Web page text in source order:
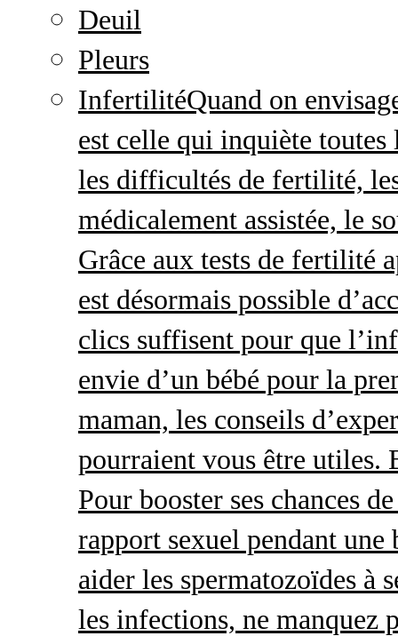
Deuil
Pleurs
InfertilitéQuand on
est celle qui inquiète
les difficultés de fertilité,
médicalement assistée, le
Grâce aux tests de fertilité
est désormais possible
clics suffisent pour que
envie d’un bébé pour la
maman, les conseils
pourraient vous être utiles.
Pour booster ses chances
rapport sexuel pendant
aider les spermatozoïdes à
les infections, ne manquez